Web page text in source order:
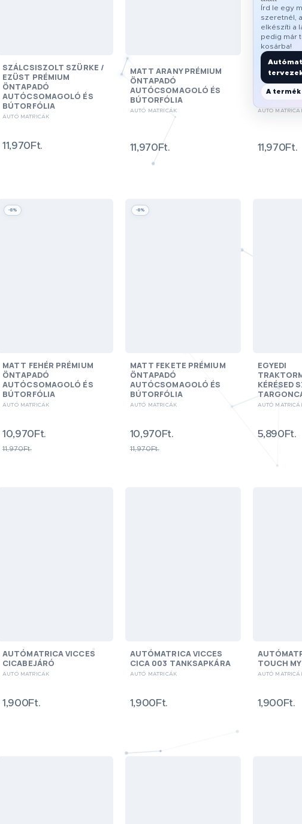
SZÁLCSISZOLT SZÜRKE /
EZÜST PRÉMIUM
ÖNTAPADÓ
AUTÓCSOMAGOLÓ ÉS
BÚTORFÓLIA
AUTÓ MATRICÁK
11,970Ft.
MATT ARANY PRÉMIUM
ÖNTAPADÓ
AUTÓCSOMAGOLÓ ÉS
BÚTORFÓLIA
AUTÓ MATRICÁK
11,970Ft.
KATONAI
ÖNTAPADÓ
AUTÓ
11,970Ft.
Írd le egy
szeretnél,
elkészíti a
pedig már
kosárba!
A termék
-8%
MATT FEHÉR PRÉMIUM
ÖNTAPADÓ
AUTÓCSOMAGOLÓ ÉS
BÚTORFÓLIA
AUTÓ MATRICÁK
11,970Ft.
10,970Ft.
-8%
MATT FEKETE PRÉMIUM
ÖNTAPADÓ
AUTÓCSOMAGOLÓ ÉS
BÚTORFÓLIA
AUTÓ MATRICÁK
11,970Ft.
10,970Ft.
EGYEDI
KÉRÉSED
AUTÓ
5,890Ft.
AUTÓMATRICA VICCES
CICABEJÁRÓ
AUTÓ MATRICÁK
1,900Ft.
AUTÓMATRICA VICCES
CICA 003 TANKSAPKÁRA
AUTÓ MATRICÁK
1,900Ft.
TOUCH
AUTÓ
1,900Ft.